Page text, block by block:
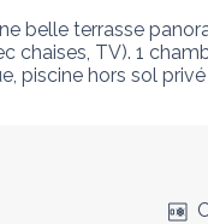
belle terrasse
chaises, TV). 1
piscine hors sol